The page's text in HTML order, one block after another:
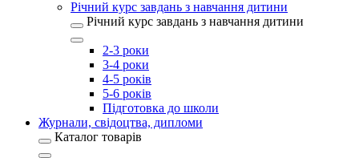
Річний курс завдань з навчання дитини
Річний курс завдань з навчання дитини
2-3 роки
3-4 роки
4-5 років
5-6 років
Підготовка до школи
Журнали, свідоцтва, дипломи
Каталог товарів